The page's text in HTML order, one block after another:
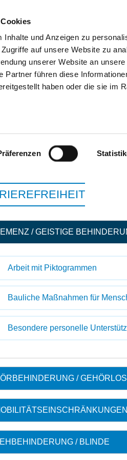
Inhalte und Anzeigen zu
auf unsere Website zu
unserer Website an
Partner führen diese
haben oder die sie im
SUCHEN TIPPS &
/ GEISTIGE
Arbeit mit Piktogrammen
Bauliche Maßnahmen für
Besondere personelle
/
/ BLINDE